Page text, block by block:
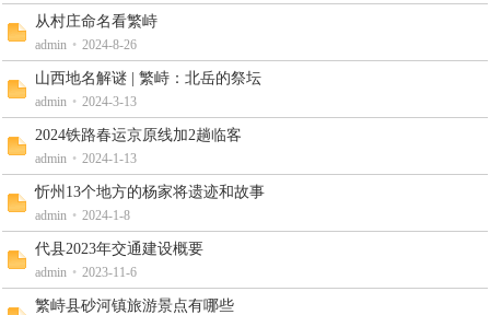
驿
站
从村庄命名看繁峙
admin • 2024-8-26
山西地名解谜 | 繁峙：北岳的祭坛
admin • 2024-3-13
2024铁路春运京原线加2趟临客
admin • 2024-1-13
忻州13个地方的杨家将遗迹和故事
admin • 2024-1-8
代县2023年交通建设概要
admin • 2023-11-6
繁峙县砂河镇旅游景点有哪些